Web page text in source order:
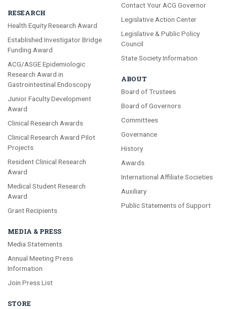
RESEARCH
Health Equity Research Award
Established Investigator Bridge
Funding Award
ACG/ASGE Epidemiologic
Research Award in
Gastrointestinal Endoscopy
Junior Faculty Development
Award
Clinical Research Awards
Clinical Research Award Pilot
Projects
Resident Clinical Research
Award
Medical Student Research
Award
Grant Recipients
MEDIA & PRESS
Media Statements
Annual Meeting Press
Information
Join Press List
STORE
Contact Your ACG Governor
Legislative Action Center
Legislative & Public Policy
Council
State Society Information
ABOUT
Board of Trustees
Board of Governors
Committees
Governance
History
Awards
International Affiliate Societies
Auxiliary
Public Statements of Support